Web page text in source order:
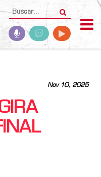
Nov 10, 2025